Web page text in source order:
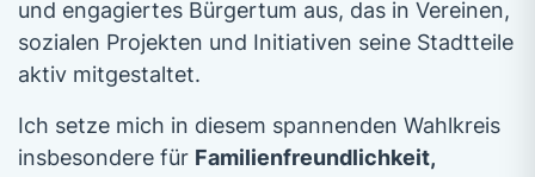
und engagiertes Bürgertum aus, das in Vereinen,
sozialen Projekten und Initiativen seine Stadtteile
aktiv mitgestaltet.
Ich setze mich in diesem spannenden Wahlkreis
insbesondere für Familienfreundlichkeit,